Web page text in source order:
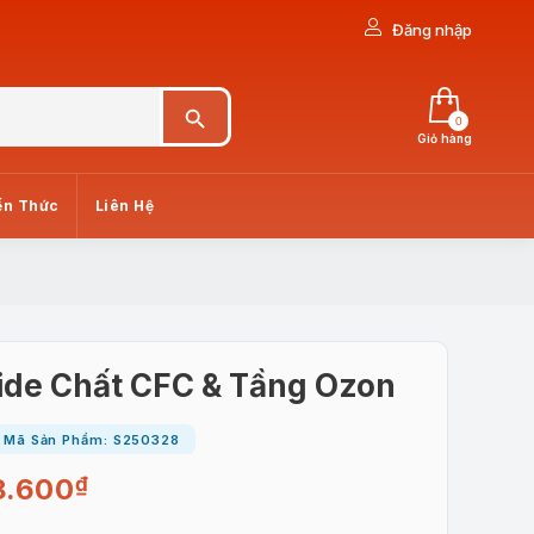
Đăng nhập
Giỏ hàng
0
Thức Liên Hệ
Chất CFC & Tầng Ozon
Mã Sản Phẩm: S250328
₫